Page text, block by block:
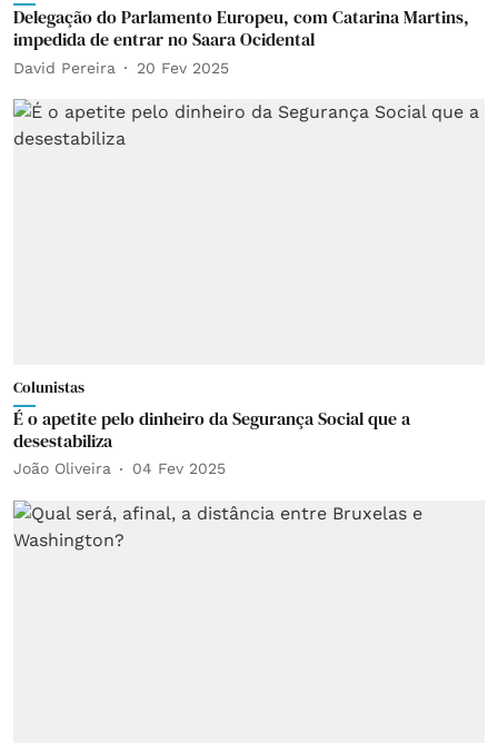
Delegação do Parlamento Europeu, com Catarina Martins,
impedida de entrar no Saara Ocidental
David Pereira 20 Fev 2025
Colunistas
É o apetite pelo dinheiro da Segurança Social que a
desestabiliza
João Oliveira 04 Fev 2025